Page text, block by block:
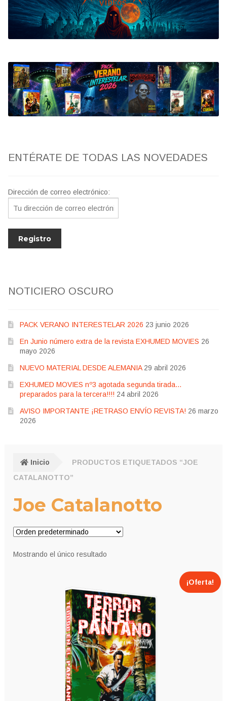
Bluray
Clasificada S
artwork
fantaterror
Jesús Franco
ENTÉRATE DE TODAS LAS NOVEDADES
Dirección de correo electrónico:
NOTICIERO OSCURO
PACK VERANO INTERESTELAR 2026 23 junio 2026
En Junio número extra de la revista EXHUMED MOVIES 26
mayo 2026
NUEVO MATERIAL DESDE ALEMANIA 29 abril 2026
EXHUMED MOVIES nº3 agotada segunda tirada…
preparados para la tercera!!!! 24 abril 2026
AVISO IMPORTANTE ¡RETRASO ENVÍO REVISTA! 26 marzo
2026
Inicio
PRODUCTOS ETIQUETADOS “JOE
CATALANOTTO”
Joe Catalanotto
Mostrando el único resultado
¡Oferta!